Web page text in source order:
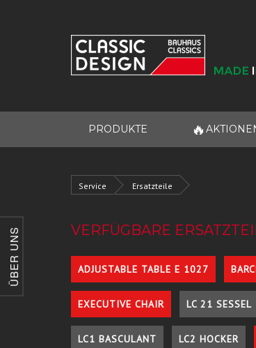
ÜBER UNS
PRODUKTE 🔥
Service Ersatzteile
VERFÜGBARE
ADJUSTABLE TABLE E 1027
EXECUTIVE CHAIR LC 21 SESSEL
LC1 BASCULANT LC2 HOCKER